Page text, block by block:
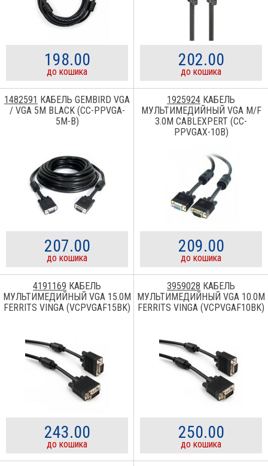
198.00
до кошика
202.00
до кошика
1482591 КАБЕЛЬ GEMBIRD VGA
/ VGA 5M BLACK (CC-PPVGA-
5М-B)
207.00
до кошика
1925924 КАБЕЛЬ
МУЛЬТИМЕДИЙНЫЙ VGA M/F
3.0M CABLEXPERT (CC-
PPVGAX-10B)
209.00
до кошика
4191169 КАБЕЛЬ
МУЛЬТИМЕДИЙНЫЙ VGA 15.0M
FERRITS VINGA (VCPVGAF15BK)
243.00
до кошика
3959028 КАБЕЛЬ
МУЛЬТИМЕДИЙНЫЙ VGA 10.0M
FERRITS VINGA (VCPVGAF10BK)
250.00
до кошика